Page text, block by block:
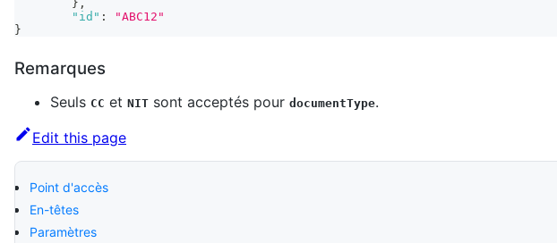
} ,
"id" :
"ABC12"
}
Remarques
Seuls CC et NIT sont acceptés pour documentType.
Edit this page
Point d'accès
En-têtes
Paramètres